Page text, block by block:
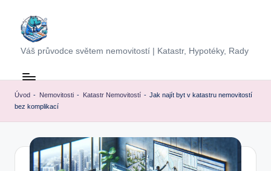
contentVáš průvodce světem nemovitostí | Katastr, Hypotéky, Rady
Úvod - Nemovitosti - Katastr Nemovitostí - Jak najít byt v katastru nemovitostí
bez komplikací